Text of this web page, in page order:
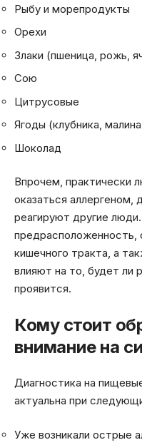
Рыбу и морепродукты
Орехи
Злаки (пшеница, рожь,
Сою
Цитрусовые
Ягоды (клубника,
Шоколад
Впрочем, практически
оказаться аллергеном,
реагируют другие
предрасположенность,
кишечного тракта, а
влияют на то, будет ли
проявится.
Кому стоит
внимание на
Диагностика на
актуальна при
Уже возникали острые